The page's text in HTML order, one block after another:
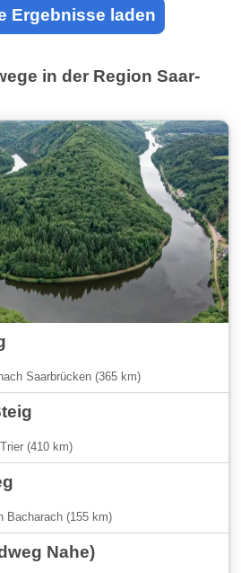
Ergebnisse laden
in der Region Saar-
Saarbrücken (365 km)
(410 km)
Bacharach (155 km)
Nahe)